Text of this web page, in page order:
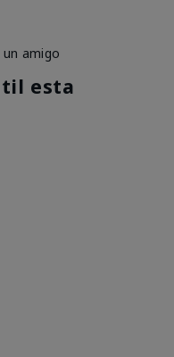
amigo
esta